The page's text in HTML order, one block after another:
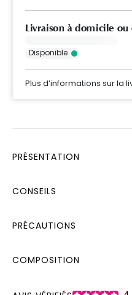
Livraison à domicile
Disponible
Plus d’informations sur la
PRÉSENTATION
CONSEILS
PRÉCAUTIONS
COMPOSITION